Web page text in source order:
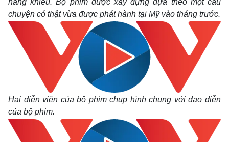
Infographic
năng khiếu. Bộ phim được xây dựng dựa theo một câu
chuyện có thật vừa được phát hành tại Mỹ vào tháng trước.
Hai diễn viên của bộ phim chụp hình chung với đạo diễn
của bộ phim.